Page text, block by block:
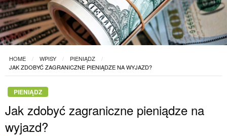
HOME WPISY
PIENIĄDZ
JAK ZDOBYĆ ZAGRANICZNE PIENIĄDZE NA WYJAZD?
PIENIĄDZ
Jak zdobyć zagraniczne pieniądze na
wyjazd?